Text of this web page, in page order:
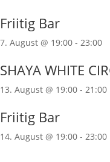
Friitig Bar
7. August @ 19:00 - 23:00
SHAYA WHITE
13. August @ 19:00 - 21:00
Friitig Bar
14. August @ 19:00 - 23:00